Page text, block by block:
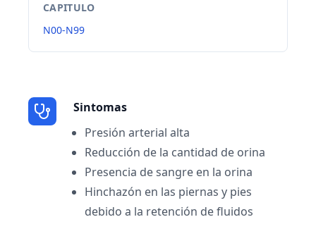
CAPITULO
N00-N99
Sintomas
Presión arterial alta
Reducción de la cantidad de orina
Presencia de sangre en la orina
Hinchazón en las piernas y pies
debido a la retención de fluidos